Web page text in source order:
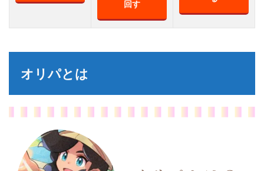
回す
オリパとは